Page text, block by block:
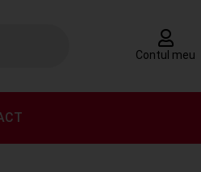
Contul meu